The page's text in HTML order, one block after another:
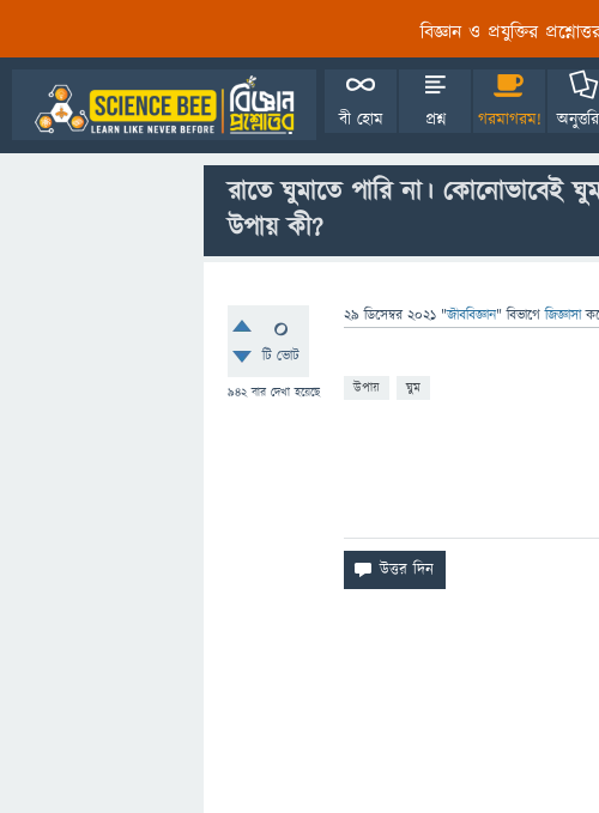
বিজ্ঞান ও প্রযুক্তির
বী হোম প্রশ্ন গরমাগরম!
রাতে ঘুমাতে পারি না। কোনোভাবেই
উপায় কী?
0
টি ভোট
942বার দেখা হয়েছে
29 ডিসেম্বর 2021 "জীববিজ্ঞান" বিভাগে জিজ্ঞাসা
উপায় ঘুম